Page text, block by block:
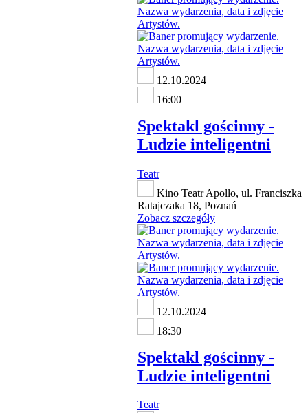
12.10.2024
16:00
Spektakl gościnny -
Ludzie inteligentni
Teatr
Kino Teatr Apollo, ul. Franciszka
Ratajczaka 18, Poznań
Zobacz szczegóły
12.10.2024
18:30
Spektakl gościnny -
Ludzie inteligentni
Teatr